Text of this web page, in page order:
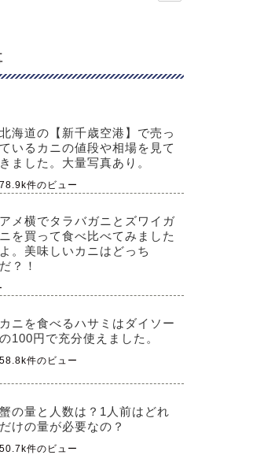
北海道の【新千歳空港】で売っ
ているカニの値段や相場を見て
きました。大量写真あり。
78.9k件のビュー
アメ横でタラバガニとズワイガ
ニを買って食べ比べてみました
よ。美味しいカニはどっち
だ？！
カニを食べるハサミはダイソー
の100円で充分使えました。
58.8k件のビュー
蟹の量と人数は？1人前はどれ
だけの量が必要なの？
50.7k件のビュー